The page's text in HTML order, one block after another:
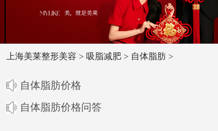
上海美莱整形美容 >吸脂减肥 > 自体脂肪 >
自体脂肪价格
自体脂肪价格问答